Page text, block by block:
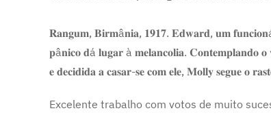
𝐑𝐚𝐧𝐠𝐮𝐦, 𝐁𝐢𝐫𝐦â𝐧𝐢𝐚, 𝟏𝟗𝟏𝟕. 𝐄𝐝𝐰𝐚𝐫𝐝, 𝐮𝐦
𝐩â𝐧𝐢𝐜𝐨 𝐝á 𝐥𝐮𝐠𝐚𝐫 à 𝐦𝐞𝐥𝐚𝐧𝐜𝐨𝐥𝐢𝐚. 𝐂𝐨𝐧𝐭𝐞𝐦𝐩𝐥𝐚𝐧𝐝𝐨 𝐨
𝐞 𝐝𝐞𝐜𝐢𝐝𝐢𝐝𝐚 𝐚 𝐜𝐚𝐬𝐚𝐫-𝐬𝐞 𝐜𝐨𝐦 𝐞𝐥𝐞, 𝐌𝐨𝐥𝐥𝐲 𝐬𝐞𝐠𝐮𝐞 𝐨
Excelente trabalho com votos de muito